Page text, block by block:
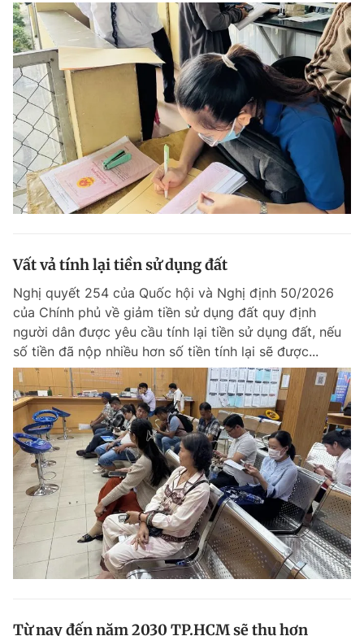
Vất vả tính lại tiền sử dụng đất
Nghị quyết 254 của Quốc hội và Nghị định 50/2026
của Chính phủ về giảm tiền sử dụng đất quy định
người dân được yêu cầu tính lại tiền sử dụng đất, nếu
số tiền đã nộp nhiều hơn số tiền tính lại sẽ được...
Từ nay đến năm 2030 TP.HCM sẽ thu hơn